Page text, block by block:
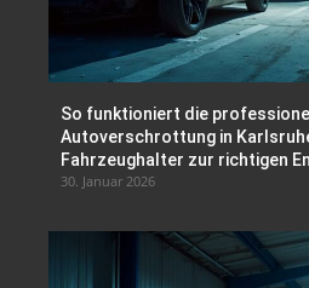
So funktioniert die
Autoverschrottung in
Fahrzeughalter zur richtigen
30. Januar 2026